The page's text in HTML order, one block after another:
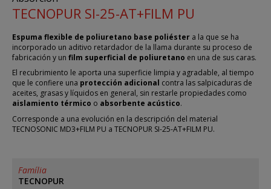
TECNOPUR SI-25-AT+FILM PU
Espuma flexible de poliuretano base poliéster a la que se ha
incorporado un aditivo retardador de la llama durante su proceso de
fabricación y un film superficial de poliuretano en una de sus caras.
El recubrimiento le aporta una superficie limpia y agradable, al tiempo
que le confiere una protección adicional contra las salpicaduras de
aceites, grasas y líquidos en general, sin restarle propiedades como
aislamiento térmico o absorbente acústico.
Corresponde a una evolución en la descripción del material
TECNOSONIC MD3+FILM PU a TECNOPUR SI-25-AT+FILM PU.
Família
TECNOPUR